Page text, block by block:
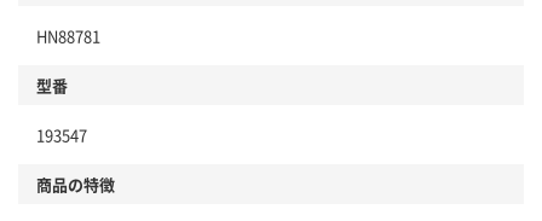
HN88781
型番
193547
商品の特徴